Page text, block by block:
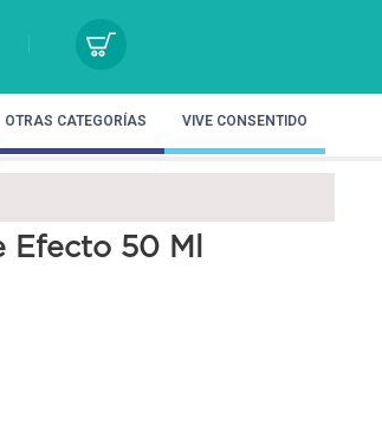
OTRAS CATEGORÍAS VIVE CONSENTIDO
Efecto 50 Ml